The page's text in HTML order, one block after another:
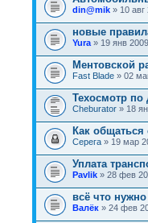
din@mik » 10 авг
новые
Yura » 19 янв
Ментовской
Fast Blade » 02
Техосмотр по
Cheburator » 18
Как
Серега » 19 мар
Уплата
Pavlik » 28 фев
всё что
Валёк » 24 фев